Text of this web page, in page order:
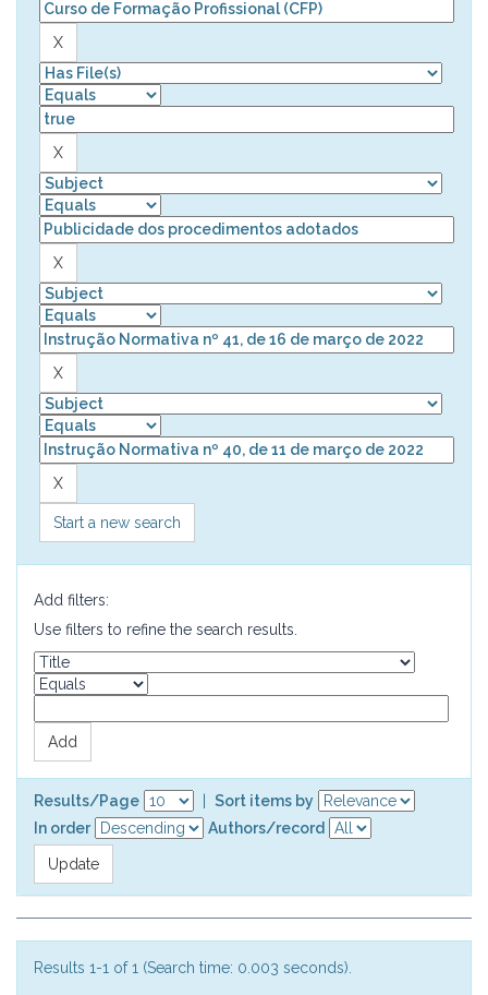
Start a new search
Add filters:
Use filters to refine the search results.
Results/Page
Sort items by
In order
Authors/record
Results 1-1 of 1 (Search time: 0.003 seconds).